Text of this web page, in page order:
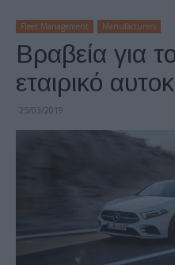
Fleet Management Manufacturers
Βραβεία για
εταιρικό
25/03/2019